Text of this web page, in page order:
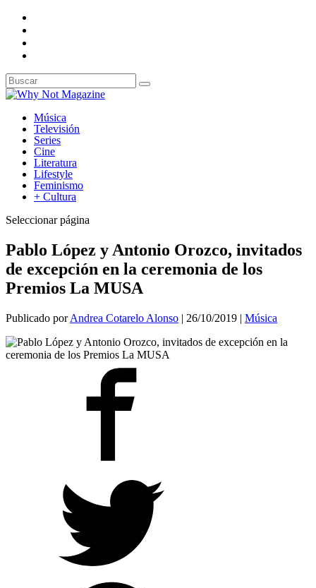
Música
Televisión
Series
Cine
Literatura
Lifestyle
Feminismo
+ Cultura
Seleccionar página
Pablo López y Antonio Orozco, invitados
de excepción en la ceremonia de los
Premios La MUSA
Publicado porAndrea Cotarelo Alonso | 26/10/2019 | Música